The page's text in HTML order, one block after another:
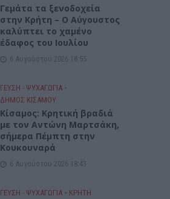
Γεμάτα τα ξενοδοχεία
στην Κρήτη – Ο Αύγουστος
καλύπτει το χαμένο
έδαφος του Ιουλίου
6 Αυγούστου 2026 18:55
ΓΕΎΣΗ - ΨΥΧΑΓΩΓΊΑ •
ΔΉΜΟΣ ΚΙΣΆΜΟΥ
Kίσαμος: Κρητική βραδιά
με τον Αντώνη Μαρτσάκη,
σήμερα Πέμπτη στην
Κουκουναρά
6 Αυγούστου 2026 18:43
ΓΕΎΣΗ - ΨΥΧΑΓΩΓΊΑ • ΚΡΗΤΗ